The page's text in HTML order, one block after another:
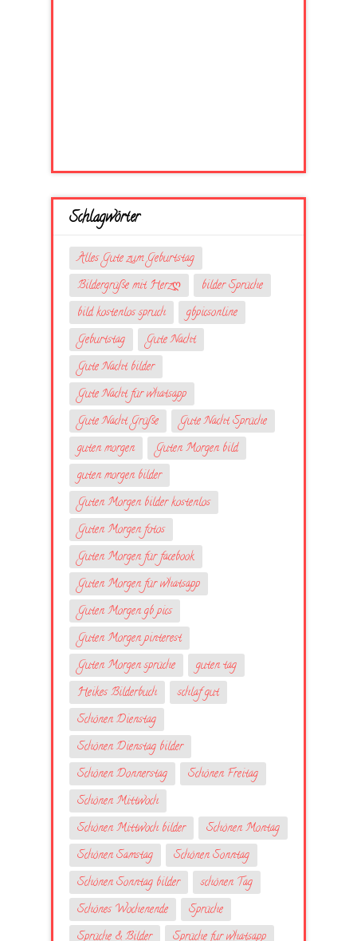
Schlagwörter
Alles Gute zum Geburtstag
Bildergrüße mit Herzღ
bilder Sprüche
bild kostenlos spruch
gbpicsonline
Geburtstag
Gute Nacht
Gute Nacht bilder
Gute Nacht für whatsapp
Gute Nacht Grüße
Gute Nacht Sprüche
guten morgen
Guten Morgen bild
guten morgen bilder
Guten Morgen bilder kostenlos
Guten Morgen fotos
Guten Morgen für facebook
Guten Morgen für whatsapp
Guten Morgen gb pics
Guten Morgen pinterest
Guten Morgen sprüche
guten tag
Heikes Bilderbuch
schlaf gut
Schönen Dienstag
Schönen Dienstag bilder
Schönen Donnerstag
Schönen Freitag
Schönen Mittwoch
Schönen Mittwoch bilder
Schönen Montag
Schönen Samstag
Schönen Sonntag
Schönen Sonntag bilder
schönen Tag
Schönes Wochenende
Sprüche
Sprüche & Bilder
Sprüche fur whatsapp